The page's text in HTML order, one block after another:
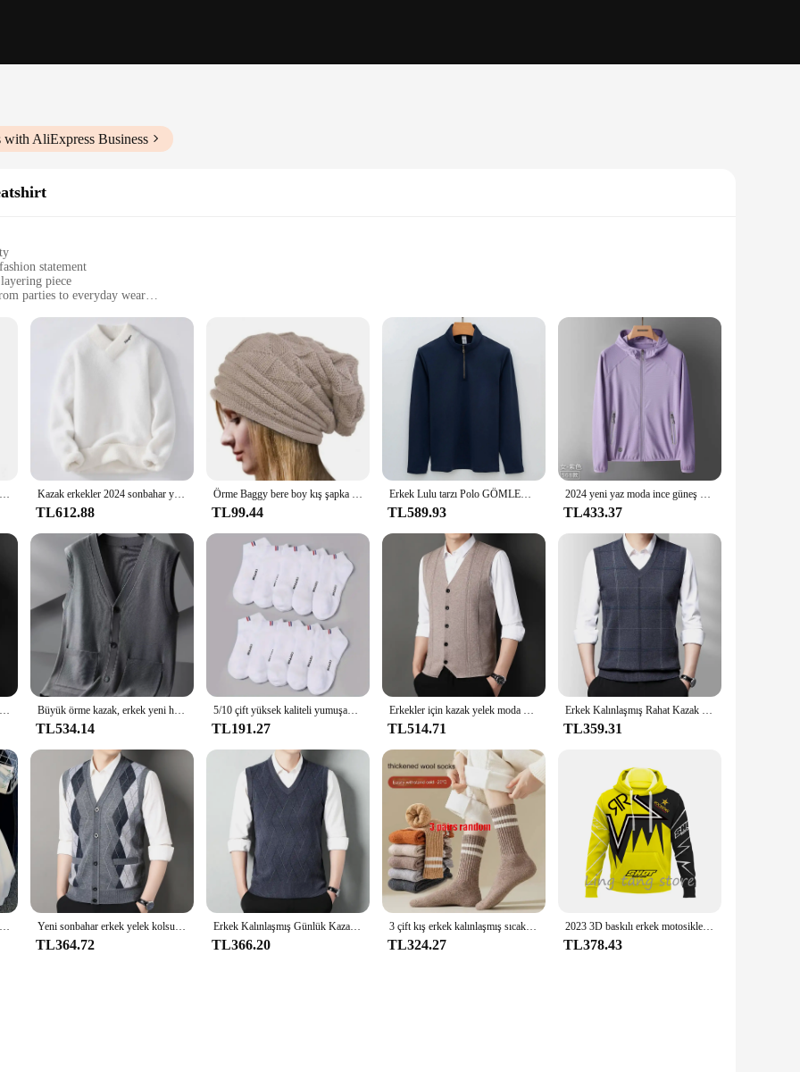
with AliExpress Business
statement
piece
parties to everyday wear
day comfort
Graphic Print Kapüşonlu ve Sweatshirt. This piece is not just an ordinary sweatshirt; it's a statement of individuality and a nod to the
to your fearless spirit and love for the unconventional. Whether you're looking to make a statement at a party or simply want to add a
go-to piece.
comfort and durability. The soft touch fabric ensures that you stay cozy, while the breathable material keeps you cool, making it
and vendors' support make it an attractive option for retailers looking to stock up on trendy plus-size apparel. This sweatshirt is not
man's fashion sense.
available for sale make it an even more attractive option for those looking to build a cohesive wardrobe around this bold design. Embrace
whether you're stepping out for a night on the town or simply enjoying a relaxed day at home.
2024 moda erkekler spor salonları çok renkli pantolonlar Joggers spor rahat uzun pantolon erkekler egzersiz sıska Sweatpants Jogger eşofman pantolon Kazak erkekler 2024 sonbahar yeni stil erkek moda sıcak kazak erkekler gençlik tarzı kazak bahar erkek yün kazaklar M-3XL MY1080
TL612.88
Örme Baggy bere boy kış şapka kayak hımbıl kap Skullies kasketleri kadın erkek kış yün sıcak kap kasketleri Unisex
TL99.44
Erkek Lulu tarzı Polo GÖMLEK uzun kollu sıcak fırçalanmış polar yüksek elastikiyet yarım Zip-Up kazak rahat kullanım için
TL589.93
2024 yeni yaz moda ince güneş koruma giyimi erkek açık nefes güneş koruma giyimi erkek cilt rüzgarlık
TL433.37
Erkek Düz Renk Kazak Yelek Günlük Moda Sıcak Üst Büyük örme kazak, erkek yeni hırka yelek, sonbahar ve kış büyük gevşek şişman kazak.
TL534.14
5/10 çift yüksek kaliteli yumuşak ve rahat erkek spor çorapları yaz ter emici nefes alabilen ve rahat çoraplar
TL191.27
Erkekler için kazak yelek moda 2024 lüks kazak rahat tarzı örme tek göğüslü erkekler hırka yelek büyük boy erkek giyim
TL514.71
Erkek Kalınlaşmış Rahat Kazak Tank Top Sonbahar ve Kış Sıcak Erkek Yelek
TL359.31
Disney gevşek erkek tişörtü cep karikatür ayı Winnie The Print baskı giyim erkekler Hoodies sonbahar kış popüler kazak Yeni sonbahar erkek yelek kolsuz kazak polar hırka sıcak örme damalı iş rahat düğme Up Coat erkek giyim
TL364.72
Erkek Kalınlaşmış Günlük Kazak Tank Top Sonbahar ve Kış Sıcak Erkek V Yaka Tank Top
TL366.20
3 çift kış erkek kalınlaşmış sıcak çizgili merinos yün çorap moda adam kar çorap moda rahat spor Terry uzun
TL324.27
2023 3D baskılı erkek motosiklet Off-Road spor tutkunları sonbahar/kışlık kazak açık Hip-Hop yarış ralli rahat Hoodie
TL378.43